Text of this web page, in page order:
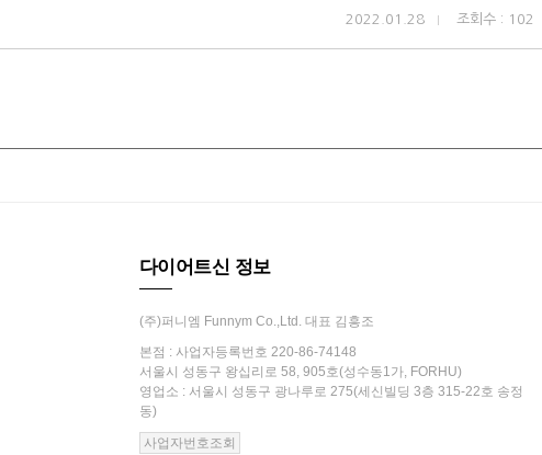
2022.01.28 조회수 : 102
다이어트신 정보
(주)퍼니엠 Funnym Co.,Ltd. 대표 김흥조
본점 : 사업자등록번호 220-86-74148
서울시 성동구 왕십리로 58, 905호(성수동1가, FORHU)
영업소 : 서울시 성동구 광나루로 275(세신빌딩 3층 315-22호 송정
동)
사업자번호조회